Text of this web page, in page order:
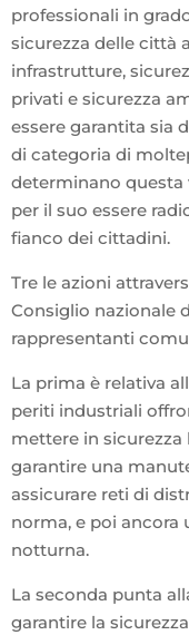
professionali in
sicurezza delle città
infrastrutture,
privati e sicurezza
essere garantita sia
di categoria di
determinano questa
per il suo essere
fianco dei cittadini.
Tre le azioni
Consiglio nazionale
rappresentanti
La prima è relativa
periti industriali
mettere in
garantire una
assicurare reti di
norma, e poi
notturna.
La seconda punta
garantire la